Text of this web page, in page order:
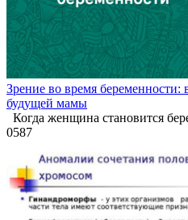
Зрение во время беременности:
будущей мамы
Когда женщина становится
0587